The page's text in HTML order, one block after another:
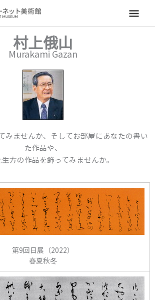
メ
村上俄山
Murakami Gazan
みませんか、そしてお部屋にあなたの書い
た作品や、
方の作品を飾ってみませんか。
第9回日展（2022）
春夏秋冬